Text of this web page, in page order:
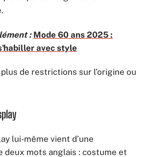
: Mode 60 ans 2025 :
avec style
plus de restrictions sur l’origine ou
lui-même vient d’une
deux mots anglais : costume et